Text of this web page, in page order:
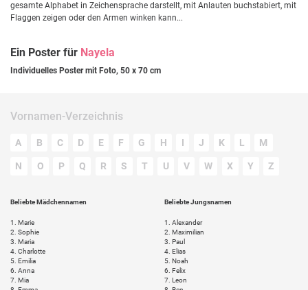
gesamte Alphabet in Zeichensprache darstellt, mit Anlauten buchstabiert, mit
Flaggen zeigen oder den Armen winken kann...
Ein Poster für Nayela
Individuelles Poster mit Foto, 50 x 70 cm
Vornamen-Verzeichnis
A B C D E F G H I J K L M
N O P Q R S T U V W X Y Z
Beliebte Mädchennamen
1.
Marie
2. Sophie
3. Maria
4. Charlotte
5. Emilia
6. Anna
7. Mia
Beliebte Jungsnamen
1.
Alexander
2. Maximilian
3. Paul
4. Elias
5. Noah
6. Felix
7. Leon